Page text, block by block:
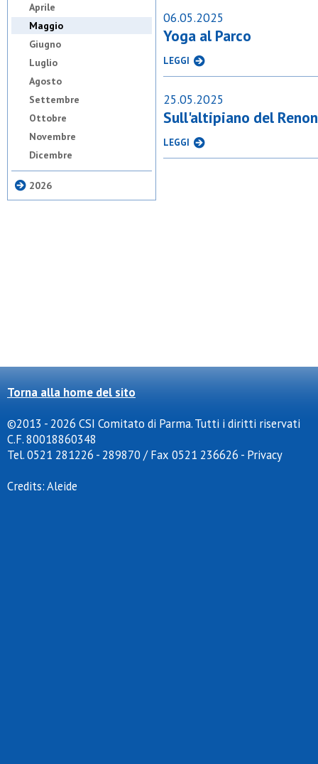
Aprile
Maggio
Giugno
Luglio
Agosto
Settembre
Ottobre
Novembre
Dicembre
2026
06.05.2025
Yoga al Parco
LEGGI
25.05.2025
Sull'altipiano del Renon
LEGGI
Torna alla home del sito
©2013 - 2026 CSI Comitato di Parma. Tutti i diritti riservati
C.F. 80018860348
Tel. 0521 281226 - 289870 / Fax 0521 236626 - Privacy
Credits:Aleide